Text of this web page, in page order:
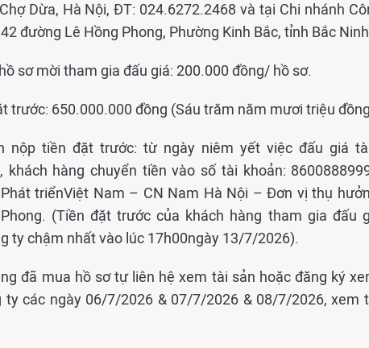
Dừa, Hà Nội, ĐT: 024.6272.2468 và tại Chi nhánh
đường Lê Hồng Phong, Phường Kinh Bắc, tỉnh Bắc
sơ mời tham gia đấu giá: 200.000 đồng/ hồ sơ.
trước: 650.000.000 đồng (Sáu trăm năm mươi triệu
nộp tiền đặt trước: từ ngày niêm yết việc đấu giá
khách hàng chuyển tiền vào số tài khoản:
triểnViệt Nam – CN Nam Hà Nội – Đơn vị thụ
(Tiền đặt trước của khách hàng tham gia đấu
ty chậm nhất vào lúc 17h00ngày 13/7/2026).
đã mua hồ sơ tự liên hệ xem tài sản hoặc đăng ký
ty các ngày 06/7/2026 & 07/7/2026 & 08/7/2026, xem